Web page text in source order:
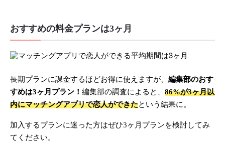
おすすめの料金プランは3ヶ月
長期プランに課金するほどお得に使えますが、 編集部のおす
すめは3ヶ月プラン！ 編集部の調査によると、 86%が3ヶ月以
内にマッチングアプリで恋人ができたという結果に。
加入するプランに迷った方はぜひ3ヶ月プランを検討してみ
てください。